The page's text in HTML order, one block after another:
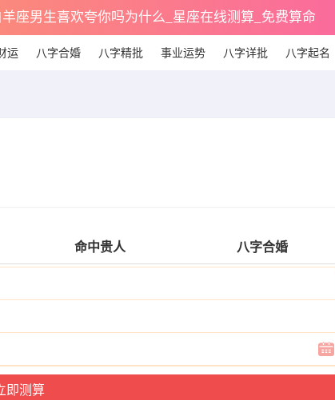
羊座男生喜欢夸你吗为什么_星座在线测算_免费算命
运 八字合婚 八字精批 事业运势 八字详批 八字起名
命中贵人 八字合婚